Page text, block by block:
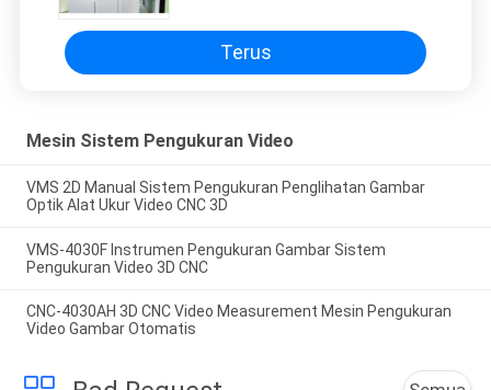
Terus
Mesin Sistem Pengukuran Video
VMS 2D Manual Sistem Pengukuran Penglihatan Gambar
Optik Alat Ukur Video CNC 3D
VMS-4030F Instrumen Pengukuran Gambar Sistem
Pengukuran Video 3D CNC
CNC-4030AH 3D CNC Video Measurement Mesin Pengukuran
Video Gambar Otomatis